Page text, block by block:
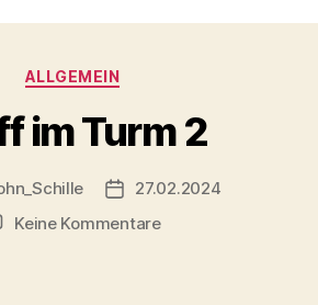
Kategorien
ALLGEMEIN
im Turm 2
Veröffentlichungsdatum
27.02.2024
Keine Kommentarezu